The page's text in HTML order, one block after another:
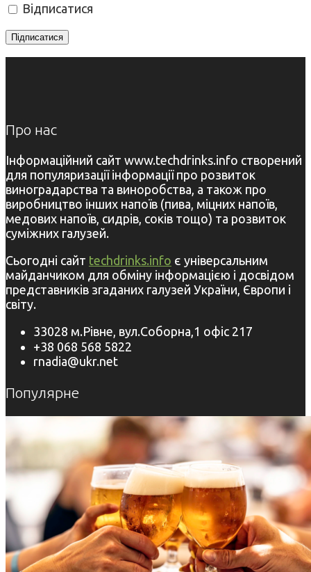
Відписатися
Про нас
Інформаційний сайт www.techdrinks.info створений
для популяризації інформації про розвиток
виноградарства та виноробства, а також про
виробництво інших напоїв (пива, міцних напоїв,
медових напоїв, сидрів, соків тощо) та розвиток
суміжних галузей.
Сьогодні сайт techdrinks.info є універсальним
майданчиком для обміну інформацією і досвідом
представників згаданих галузей України, Європи і
світу.
33028 м.Рівне, вул.Соборна,1 офіс 217
+38 068 568 5822
rnadia@ukr.net
Популярне